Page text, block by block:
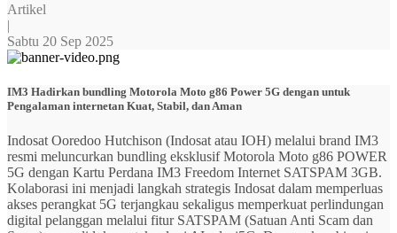
Artikel
|
Sabtu 20 Sep 2025
IM3 Hadirkan bundling Motorola Moto g86 Power 5G dengan untuk
Pengalaman internetan Kuat, Stabil, dan Aman
Indosat Ooredoo Hutchison (Indosat atau IOH) melalui brand IM3
resmi meluncurkan bundling eksklusif Motorola Moto g86 POWER
5G dengan Kartu Perdana IM3 Freedom Internet SATSPAM 3GB.
Kolaborasi ini menjadi langkah strategis Indosat dalam memperluas
akses perangkat 5G terjangkau sekaligus memperkuat perlindungan
digital pelanggan melalui fitur SATSPAM (Satuan Anti Scam dan